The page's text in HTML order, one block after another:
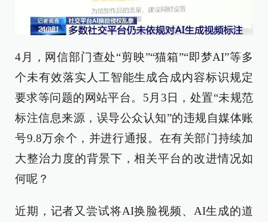
4月，网信部门查处“剪映”“猫箱”“即梦AI”等多
个未有效落实人工智能生成合成内容标识规定
要求等问题的网站平台。5月3日，处置“未规范
标注信息来源，误导公众认知”的违规自媒体账
号9.8万余个，并进行通报。在有关部门持续加
大整治力度的背景下，相关平台的改进情况如
何呢？
近期，记者又尝试将AI换脸视频、AI生成的道